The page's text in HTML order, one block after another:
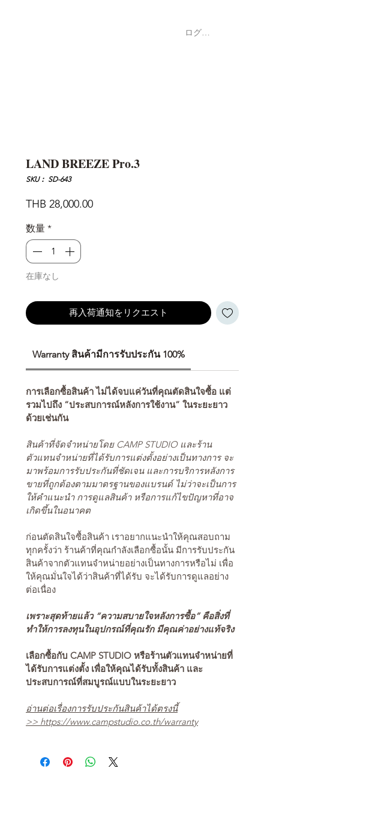
ログイン
LAND BREEZE Pro.3
SKU： SD-643
THB 28,000.00価
数量 *
在庫なし
再入荷通知をリクエスト
Warranty สินค้ามีการรับประกัน 100%
การเลือกซื้อสินค้า ไม่ได้จบแค่วันที่คุณตัดสินใจซื้อ แต่
รวมไปถึง “ประสบการณ์หลังการใช้งาน” ในระยะยาว
ด้วยเช่นกัน
สินค้าที่จัดจำหน่ายโดย CAMP STUDIO และร้าน
ตัวแทนจำหน่ายที่ได้รับการแต่งตั้งอย่างเป็นทางการ จะ
มาพร้อมการรับประกันที่ชัดเจน และการบริการหลังการ
ขายที่ถูกต้องตามมาตรฐานของแบรนด์ ไม่ว่าจะเป็นการ
ให้คำแนะนำ การดูแลสินค้า หรือการแก้ไขปัญหาที่อาจ
เกิดขึ้นในอนาคต
ก่อนตัดสินใจซื้อสินค้า เราอยากแนะนำให้คุณสอบถาม
ทุกครั้งว่า ร้านค้าที่คุณกำลังเลือกซื้อนั้น มีการรับประกัน
สินค้าจากตัวแทนจำหน่ายอย่างเป็นทางการหรือไม่ เพื่อ
ให้คุณมั่นใจได้ว่าสินค้าที่ได้รับ จะได้รับการดูแลอย่าง
ต่อเนื่อง
เพราะสุดท้ายแล้ว “ความสบายใจหลังการซื้อ” คือสิ่งที่
ทำให้การลงทุนในอุปกรณ์ที่คุณรัก มีคุณค่าอย่างแท้จริง
เลือกซื้อกับ CAMP STUDIO หรือร้านตัวแทนจำหน่ายที่
ได้รับการแต่งตั้ง เพื่อให้คุณได้รับทั้งสินค้า และ
ประสบการณ์ที่สมบูรณ์แบบในระยะยาว
อ่านต่อเรื่องการรับประกันสินค้าได้ตรงนี้
>> https://www.campstudio.co.th/warranty